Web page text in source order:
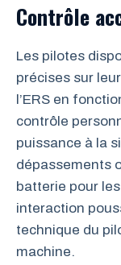
Contrôle
Les pilotes
précises sur
l’ERS en
contrôle
puissance à la
dépassements
batterie pour
interaction
technique du
machine.